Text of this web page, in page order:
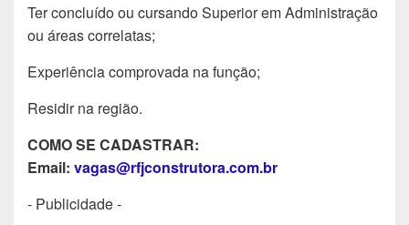
Ter concluído ou cursando Superior em Administração
ou áreas correlatas;
Experiência comprovada na função;
Residir na região.
COMO SE CADASTRAR:
Email: vagas@rfjconstrutora.com.br
- Publicidade -